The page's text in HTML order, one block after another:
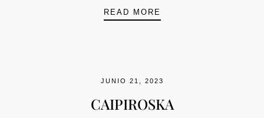
READ MORE
JUNIO 21, 2023
CAIPIROSKA